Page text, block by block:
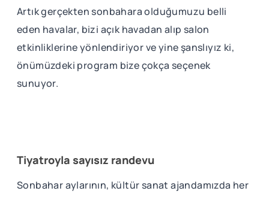
Artık gerçekten sonbahara olduğumuzu belli
eden havalar, bizi açık havadan alıp salon
etkinliklerine yönlendiriyor ve yine şanslıyız ki,
önümüzdeki program bize çokça seçenek
sunuyor.
Tiyatroyla sayısız randevu
Sonbahar aylarının, kültür sanat ajandamızda her